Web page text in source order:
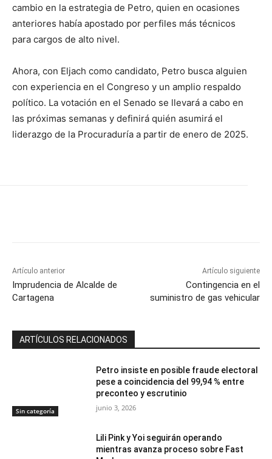
cambio en la estrategia de Petro, quien en ocasiones
anteriores había apostado por perfiles más técnicos
para cargos de alto nivel.
Ahora, con Eljach como candidato, Petro busca alguien
con experiencia en el Congreso y un amplio respaldo
político. La votación en el Senado se llevará a cabo en
las próximas semanas y definirá quién asumirá el
liderazgo de la Procuraduría a partir de enero de 2025.
Artículo anterior
Imprudencia de Alcalde de
Cartagena
Artículo siguiente
Contingencia en el
suministro de gas vehicular
ARTÍCULOS RELACIONADOS
Sin categoría
Petro insiste en posible fraude electoral
pese a coincidencia del 99,94 % entre
preconteo y escrutinio
junio 3, 2026
Lili Pink y Yoi seguirán operando
mientras avanza proceso sobre Fast